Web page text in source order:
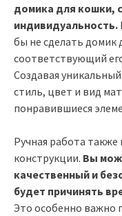
домика для кошки,
индивидуальность.
бы не сделать домик
соответствующий
Создавая
стиль, цвет и вид
понравившиеся
Ручная работа также
конструкции. Вы
качественный и
будет причинять
Это особенно важно